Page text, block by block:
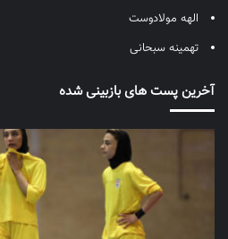
الهه مولادوست
تهمینه سبحانی
آخرین پست های بازبینی شده